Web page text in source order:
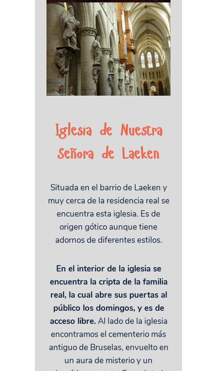
Iglesia de Nuestra
Señora de Laeken
Situada en el barrio de Laeken y
muy cerca de la residencia real se
encuentra esta iglesia. Es de
origen gótico aunque tiene
adornos de diferentes estilos.
En el interior de la iglesia se
encuentra la cripta de la familia
real, la cual abre sus puertas al
público los domingos, y es de
acceso libre.Al lado de la iglesia
encontramos el cementerio más
antiguo de Bruselas, envuelto en
un aura de misterio y un